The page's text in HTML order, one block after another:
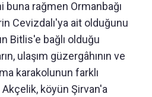
buna rağmen Ormanbağı
Cevizdalı'ya ait olduğunu
Bitlis'e bağlı olduğu
ulaşım güzergâhının ve
karakolunun farklı
köyün Şirvan'a